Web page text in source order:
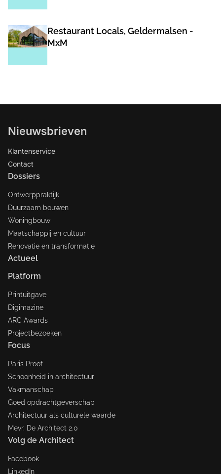
Restaurant Locals, Geldermalsen -
MxM
Nieuwsbrieven
Klantenservice
Contact
Dossiers
Ontwerppraktijk
Duurzaam bouwen
Woningbouw
Maatschappij en cultuur
Renovatie en transformatie
Actueel
Platform
Printuitgave
Digimazine
ARC Awards
Projectbezoeken
Focus
Paris Proof
Schoonheid in architectuur
Vakmanschap
Goed opdrachtgeverschap
Architectuur als culturele waarde
Mevr. De Architect 2.0
Volg de Architect
Facebook
LinkedIn